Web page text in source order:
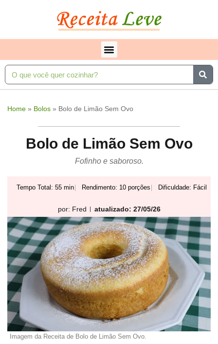
Home » Bolos » Bolo de Limão Sem Ovo
Bolo de Limão Sem Ovo
Fofinho e saboroso.
Tempo Total: 55 min Rendimento: 10 porções Dificuldade: Fácil
por: Fred atualizado: 27/05/26
Imagem da Receita de Bolo de Limão Sem Ovo.